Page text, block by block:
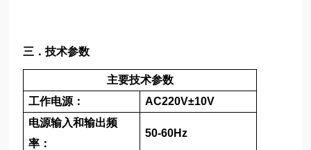
三．技术参数
主要技术参数
工作电源：
AC220V±10V
电源输入和输出频
率：
50-60Hz